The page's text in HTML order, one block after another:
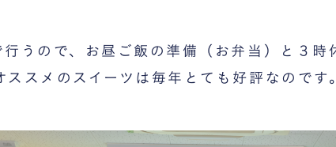
うので、お昼ご飯の準備（お弁当）と３時
ススメのスイーツは毎年とても好評なのです